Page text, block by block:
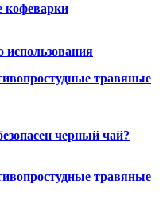
кофеварки
травяные
черный чай?
травяные